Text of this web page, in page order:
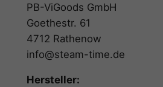
PB-ViGoods GmbH
Goethestr. 61
4712 Rathenow
info@steam-time.de
Hersteller: